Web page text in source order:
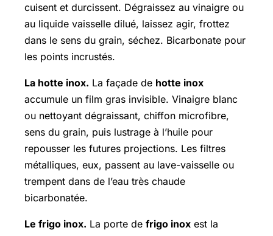
cuisent et durcissent. Dégraissez au vinaigre ou
au liquide vaisselle dilué, laissez agir, frottez
dans le sens du grain, séchez. Bicarbonate pour
les points incrustés.
La hotte inox. La façade de hotte inox
accumule un film gras invisible. Vinaigre blanc
ou nettoyant dégraissant, chiffon microfibre,
sens du grain, puis lustrage à l’huile pour
repousser les futures projections. Les filtres
métalliques, eux, passent au lave-vaisselle ou
trempent dans de l’eau très chaude
bicarbonatée.
Le frigo inox. La porte de frigo inox est la